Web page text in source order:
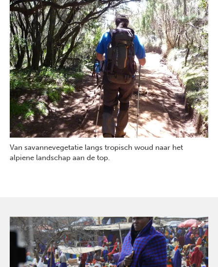
Van savannevegetatie langs tropisch woud naar het
alpiene landschap aan de top.